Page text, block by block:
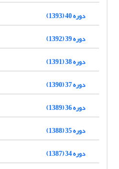
دوره 40 (1393)
دوره 39 (1392)
دوره 38 (1391)
دوره 37 (1390)
دوره 36 (1389)
دوره 35 (1388)
دوره 34 (1387)